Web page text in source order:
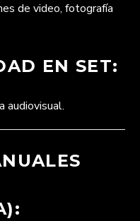
de video, fotografía
EN SET:
audiovisual.